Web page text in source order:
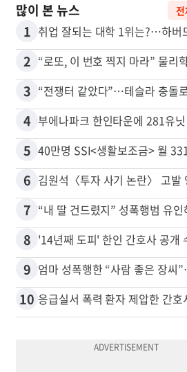
많이 본 뉴스 전
1 취업 잘되는 대학 1위는?…하버
2
3
4
5
6 김원석〈투자 사기 논란〉 고발
7
8
9
10